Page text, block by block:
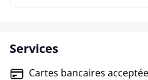
Services
Cartes bancaires